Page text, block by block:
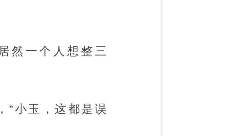
然一个人想整三
“小玉，这都是误